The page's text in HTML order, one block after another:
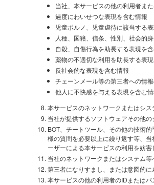
当社、本サービスの他の利用者ま
過度にわいせつな表現を含む情報
児童ポルノ、児童虐待に該当する
人種、国籍、信条、性別、社会的
自殺、自傷行為を助長する表現を
薬物の不適切な利用を助長する表
反社会的な表現を含む情報
チェーンメール等の第三者への情
他人に不快感を与える表現を含む
本サービスのネットワークまたはシ
当社が提供するソフトウェアその他
BOT、チートツール、その他の技術
様の質問を必要以上に繰り返す等、
ーザーによる本サービスの利用を妨
当社のネットワークまたはシステム
第三者になりすまし、または意図的
本サービスの他の利用者のIDまたは